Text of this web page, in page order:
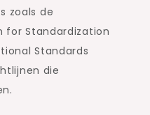
zoals de
for Standardization
Standards
die